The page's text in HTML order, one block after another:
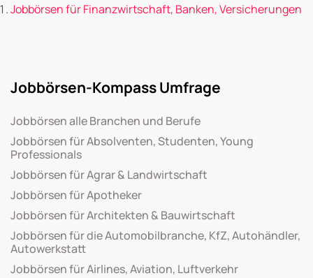
Jobbörsen für Finanzwirtschaft, Banken, Versicherungen
Jobbörsen-Kompass Umfrage
Jobbörsen alle Branchen und Berufe
Jobbörsen für Absolventen, Studenten, Young
Professionals
Jobbörsen für Agrar & Landwirtschaft
Jobbörsen für Apotheker
Jobbörsen für Architekten & Bauwirtschaft
Jobbörsen für die Automobilbranche, KfZ, Autohändler,
Autowerkstatt
Jobbörsen für Airlines, Aviation, Luftverkehr